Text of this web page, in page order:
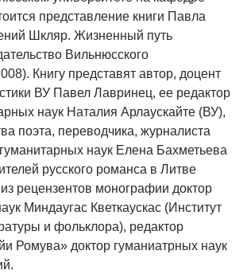
представление книги Павла
Шкляр. Жизненный путь
Вильнюсского
Книгу представят автор, доцент
ВУ Павел Лавринец, ее редактор
наук Наталия Арлаускайте (ВУ),
поэта, переводчика, журналиста
наук Елена Бахметьева
русского романса в Литве
рецензентов монографии доктор
Миндаугас Кветкаускас (Институт
и фольклора), редактор
Ромува» доктор гуманиатрных наук